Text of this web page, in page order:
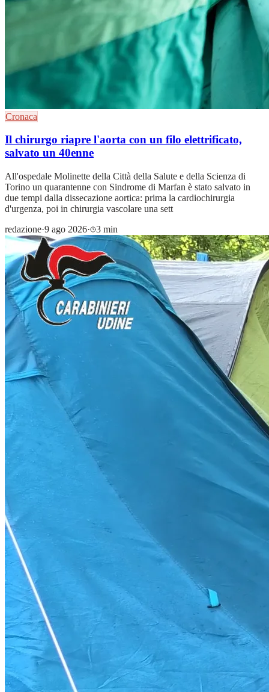
Cronaca
Il chirurgo riapre l'aorta con un filo elettrificato,
salvato un 40enne
All'ospedale Molinette della Città della Salute e della Scienza di
Torino un quarantenne con Sindrome di Marfan è stato salvato in
due tempi dalla dissecazione aortica: prima la cardiochirurgia
d'urgenza, poi in chirurgia vascolare una sett
redazione·9 ago 2026· 3 min